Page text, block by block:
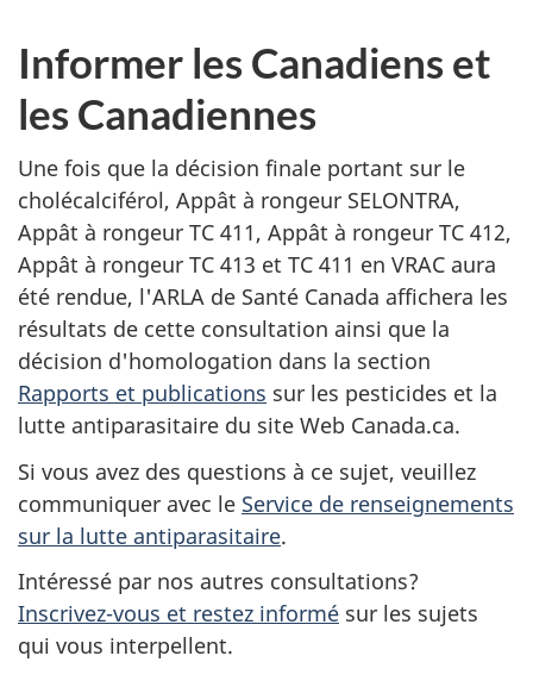
Informer les Canadiens et
les Canadiennes
Une fois que la décision finale portant sur le
cholécalciférol, Appât à rongeur SELONTRA,
Appât à rongeur TC 411, Appât à rongeur TC 412,
Appât à rongeur TC 413 et TC 411 en VRAC aura
été rendue, l'ARLA de Santé Canada affichera les
résultats de cette consultation ainsi que la
décision d'homologation dans la section
Rapports et publications sur les pesticides et la
lutte antiparasitaire du site Web Canada.ca.
Si vous avez des questions à ce sujet, veuillez
communiquer avec le Service de renseignements
sur la lutte antiparasitaire.
Intéressé par nos autres consultations?
Inscrivez-vous et restez informé sur les sujets
qui vous interpellent.